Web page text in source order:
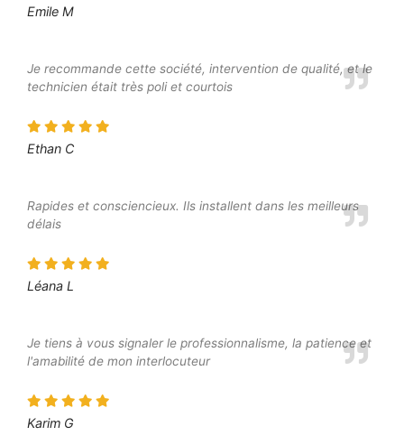
Emile M
Je recommande cette société, intervention de qualité, et le
technicien était très poli et courtois
Ethan C
Rapides et consciencieux. Ils installent dans les meilleurs
délais
Léana L
Je tiens à vous signaler le professionnalisme, la patience et
l'amabilité de mon interlocuteur
Karim G